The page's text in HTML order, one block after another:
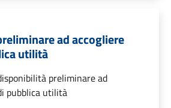
ad accogliere
utilità
preliminare ad
pubblica utilità